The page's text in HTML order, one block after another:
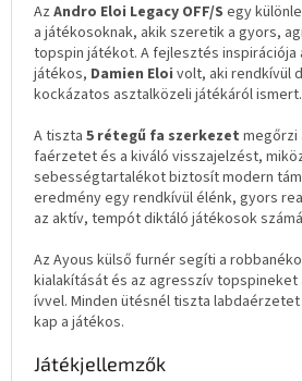
Az Andro Eloi Legacy OFF/S egy
a játékosoknak, akik szeretik a gyors,
topspin játékot. A fejlesztés inspirációja
játékos, Damien Eloi volt, aki rendkívül
kockázatos asztalközeli játékáról ismert.
A tiszta 5 rétegű fa szerkezet megőrzi
faérzetet és a kiváló visszajelzést,
sebességtartalékot biztosít modern
eredmény egy rendkívül élénk, gyors
az aktív, tempót diktáló játékosok
Az Ayous külső furnér segíti a
kialakítását és az agresszív
ívvel. Minden ütésnél tiszta
kap a játékos.
Játékjellemzők